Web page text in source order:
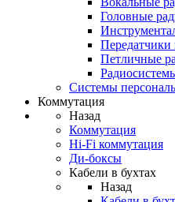
Головные
Передатчики
Петличные
Системы
Коммутация
Назад
Коммутация
Hi-Fi коммутация
Ди-боксы
Кабели в бухтах
Назад